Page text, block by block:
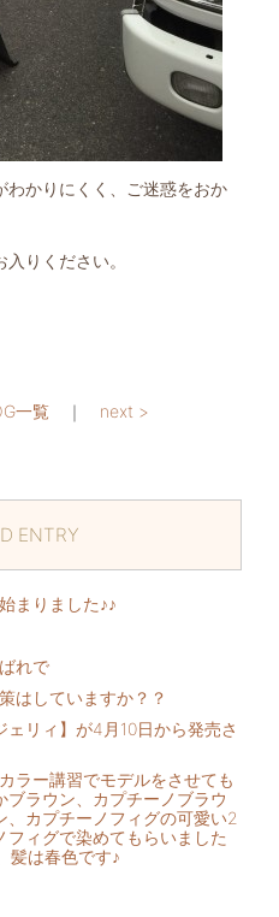
わかりにくく、ご迷惑をおか
りください。
一覧 ｜ next >
ENTRY
まりました♪♪
れで
はしていますか？？
リィ】が4月10日から発売さ
ラー講習でモデルをさせても
ブラウン、カプチーノブラウ
、カプチーノフィグの可愛い2
ィグで染めてもらいました
髪は春色です♪